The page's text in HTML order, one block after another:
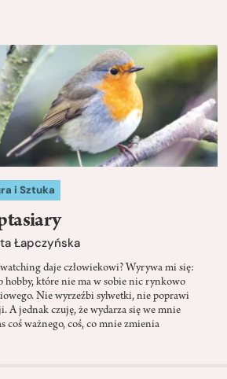
i Sztuka
Łapczyńska
daje człowiekowi? Wyrywa mi się:
hobby, które nie ma w sobie nic rynkowo
Nie wyrzeźbi sylwetki, nie poprawi
A jednak czuję, że wydarza się we mnie
coś ważnego, coś, co mnie zmienia